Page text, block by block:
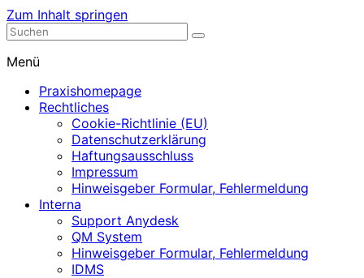
Zum Inhalt springen
Nephrologische Praxis mit Dialyse
Menü
Praxishomepage
Rechtliches
Cookie-Richtlinie (EU)
Datenschutzerklärung
Haftungsausschluss
Impressum
Hinweisgeber Formular, Fehlermeldung
Interna
Support Anydesk
QM System
Hinweisgeber Formular, Fehlermeldung
IDMS